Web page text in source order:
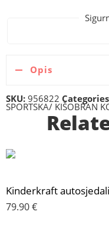
Opis
SKU: 956822
SPORTSKA/ KIŠOBRAN
79.90€